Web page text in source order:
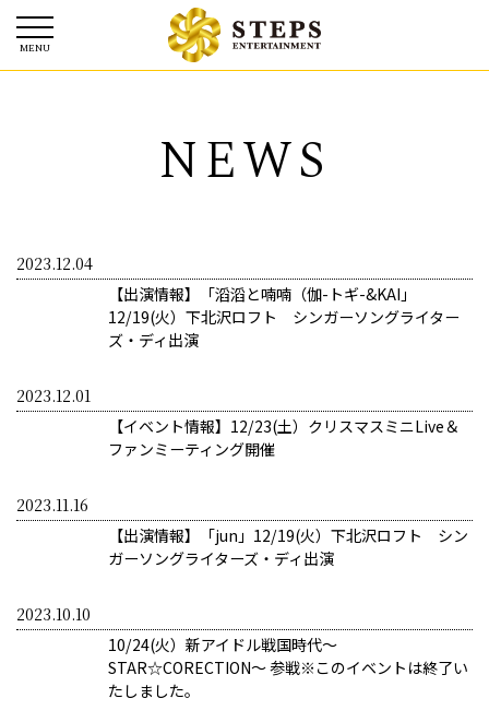
NEWS
2023.12.04
【出演情報】「滔滔と喃喃（伽-トギ-&KAI」
12/19(火）下北沢ロフト シンガーソングライター
ズ・ディ出演
2023.12.01
【イベント情報】12/23(土）クリスマスミニLive＆
ファンミーティング開催
2023.11.16
【出演情報】「jun」12/19(火）下北沢ロフト シン
ガーソングライターズ・ディ出演
2023.10.10
10/24(火）新アイドル戦国時代〜
STAR☆CORECTION〜 参戦※このイベントは終了い
たしました。